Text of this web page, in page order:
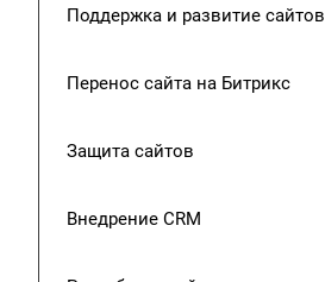
Поддержка и развитие сайтов
Перенос сайта на Битрикс
Защита сайтов
Внедрение CRM